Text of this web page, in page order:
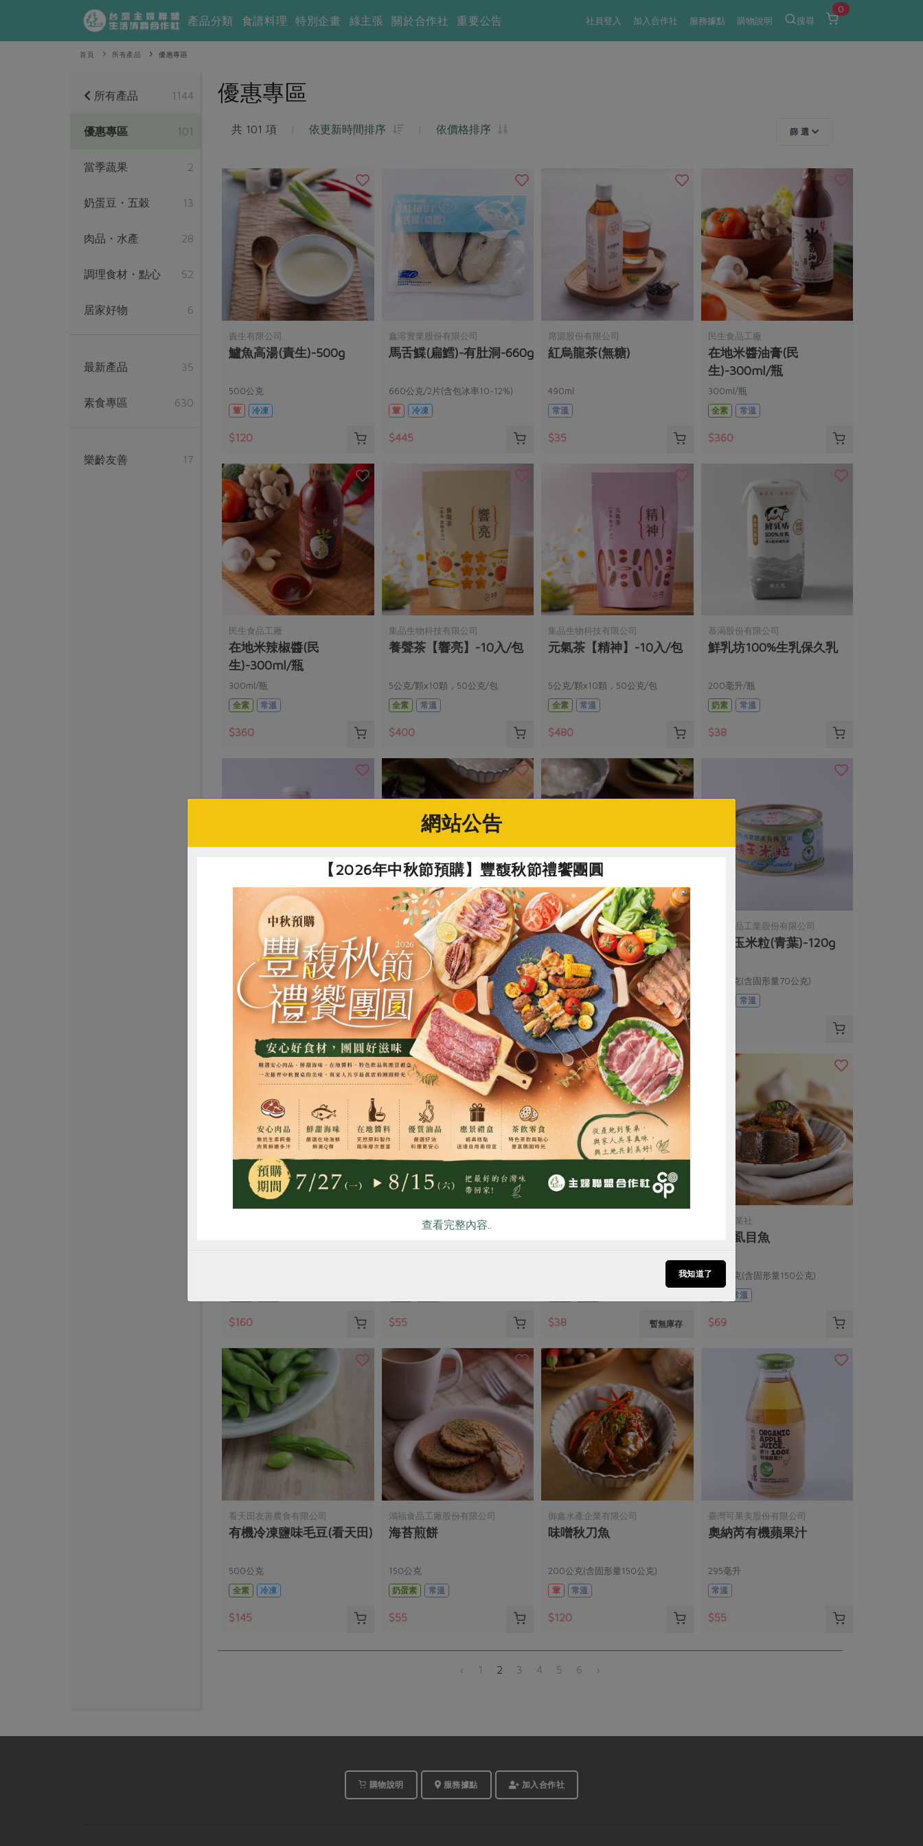
社員登入 加入合作社 服務據點 購物說明 搜尋
0
產品分類 食譜料理 特別企畫 綠主張 關於合作社 重要公告
首頁 所有產品 優惠專區
優惠專區
共 101 項 | 依更新時間排序 | 依價格排序 篩 選
責生有限公司
鱸魚高湯(責生)-500g
500公克
葷
冷凍
$120
鑫溶實業股份有限公司
馬舌鰈(扁鱈)-有肚洞-660g
660公克/2片(含包冰率10~12%)
葷
冷凍
$445
席源股份有限公司
紅烏龍茶(無糖)
490ml
常溫
$35
民生食品工廠
在地米醬油膏(民
生)-300ml/瓶
300ml/瓶
全素
常溫
$360
民生食品工廠
在地米辣椒醬(民
生)-300ml/瓶
300ml/瓶
全素
常溫
$360
集品生物科技有限公司
養聲茶【響亮】-10入/包
5公克/顆x10顆，50公克/包
全素
常溫
$400
集品生物科技有限公司
元氣茶【精神】-10入/包
5公克/顆x10顆，50公克/包
全素
常溫
$480
慕渴股份有限公司
鮮乳坊100%生乳保久乳
200毫升/瓶
奶素
常溫
$38
正康食品有限公司
Jacksoy黑豆奶330ml
330毫升
全素
常溫
青葉食品工業股份有限公司
滷雪蓮子(青葉)-170g
160公克(含固形量100公克)
全素
常溫
$28
青葉食品工業股份有限公司
雪蓮子麵筋(青葉)-160g
160公克(含固形量100公克)
全素
常溫
$29
青葉食品工業股份有限公司
有機玉米粒(青葉)-120g
120公克(含固形量70公克)
常溫
$160
臺灣可果美股份有限公司
$55 $38 暫無庫存
鰻鄉企業社
茄汁虱目魚
230公克(含固形量150公克)
常溫
$69
看天田友善農食有限公司
有機冷凍鹽味毛豆(看天田)
500公克
全素
冷凍
$145
鴻福食品工廠股份有限公司
海苔煎餅
150公克
奶蛋素
常溫
$55
御鑫水產企業有限公司
味噌秋刀魚
200公克(含固形量150公克)
葷
常溫
$120
臺灣可果美股份有限公司
奧納芮有機蘋果汁
295毫升
常溫
$55
‹ 1 2 3 4 5 6 ›
所有產品 1144
優惠專區 101
當季蔬果 2
奶蛋豆・五穀 13
肉品・水產 28
調理食材・點心 52
居家好物 6
最新產品 35
素食專區 630
樂齡友善 17
購物說明 服務據點 加入合作社
惜食 RPET 食譜 減硝酸鹽 雞蛋 食安 共同購買
網站公告
【2026年中秋節預購】豐馥秋節禮饗團圓
查看完整內容..
我知道了